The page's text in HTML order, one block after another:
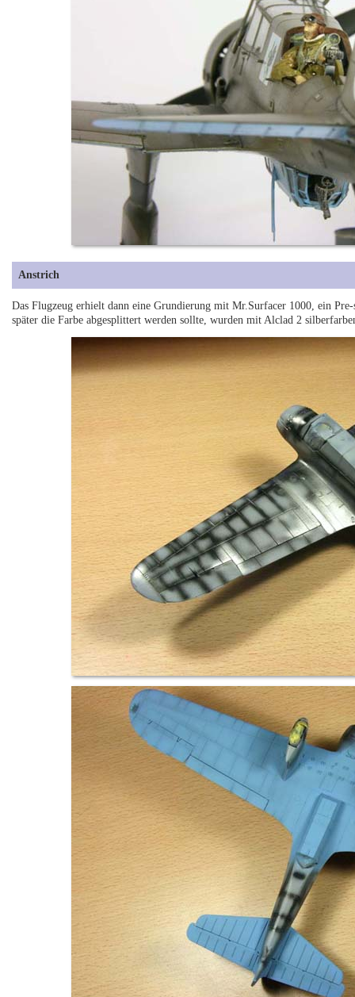
Anstrich
Das Flugzeug erhielt dann eine Grundierung mit Mr.Surfacer 1000, ein
später die Farbe abgesplittert werden sollte, wurden mit Alclad 2